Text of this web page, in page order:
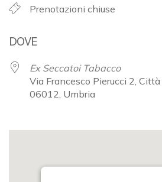
Prenotazioni chiuse
DOVE
Ex Seccatoi Tabacco
Via Francesco Pierucci 2, Città
06012, Umbria